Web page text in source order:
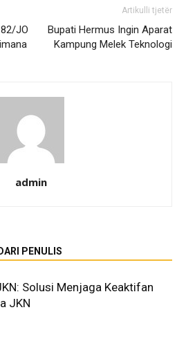
JO
Artikulli tjetër
Bupati Hermus Ingin Aparat
Kampung Melek Teknologi
admin
DARI PENULIS
Solusi Menjaga Keaktifan
JKN